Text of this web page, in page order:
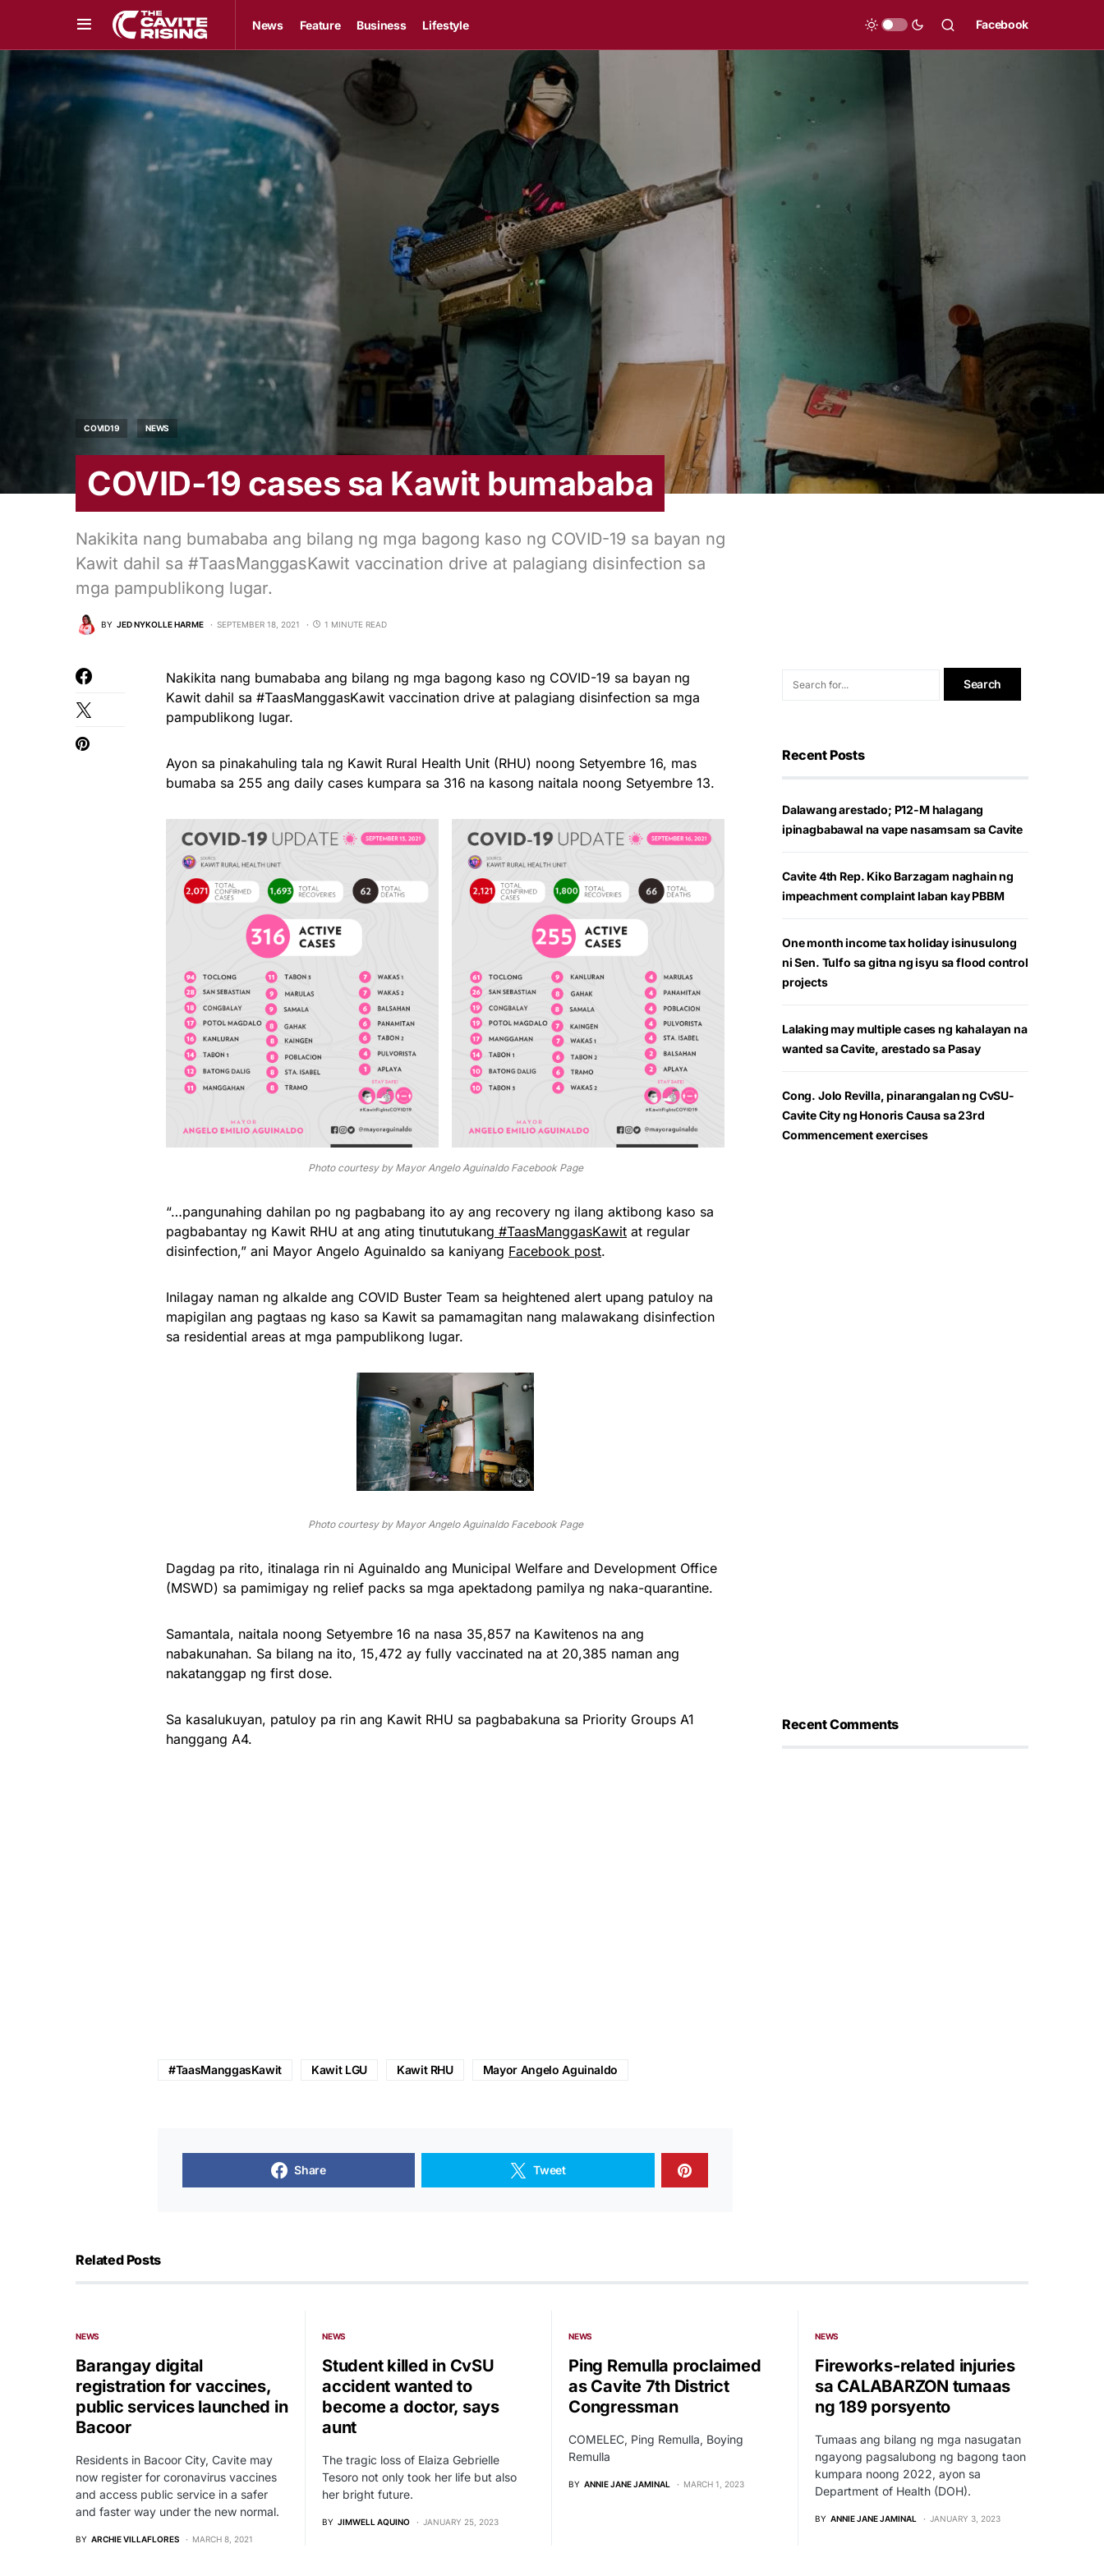
News Feature Business Lifestyle Facebook
COVID19 NEWS
COVID-19 cases sa Kawit bumababa
Nakikita nang bumababa ang bilang ng mga bagong kaso ng COVID-19 sa bayan ng
Kawit dahil sa #TaasManggasKawit vaccination drive at palagiang disinfection sa
mga pampublikong lugar.
BY JED NYKOLLE HARME SEPTEMBER 18, 2021 1 MINUTE READ
Nakikita nang bumababa ang bilang ng mga bagong kaso ng COVID-19 sa bayan ng
Kawit dahil sa #TaasManggasKawit vaccination drive at palagiang disinfection sa mga
pampublikong lugar.
Ayon sa pinakahuling tala ng Kawit Rural Health Unit (RHU) noong Setyembre 16, mas
bumaba sa 255 ang daily cases kumpara sa 316 na kasong naitala noong Setyembre 13.
Photo courtesy by Mayor Angelo Aguinaldo Facebook Page
“…pangunahing dahilan po ng pagbabang ito ay ang recovery ng ilang aktibong kaso sa
pagbabantay ng Kawit RHU at ang ating tinututukang #TaasManggasKawit at regular
disinfection,” ani Mayor Angelo Aguinaldo sa kaniyang Facebook post.
Inilagay naman ng alkalde ang COVID Buster Team sa heightened alert upang patuloy na
mapigilan ang pagtaas ng kaso sa Kawit sa pamamagitan nang malawakang disinfection
sa residential areas at mga pampublikong lugar.
Photo courtesy by Mayor Angelo Aguinaldo Facebook Page
Dagdag pa rito, itinalaga rin ni Aguinaldo ang Municipal Welfare and Development Office
(MSWD) sa pamimigay ng relief packs sa mga apektadong pamilya ng naka-quarantine.
Samantala, naitala noong Setyembre 16 na nasa 35,857 na Kawitenos na ang
nabakunahan. Sa bilang na ito, 15,472 ay fully vaccinated na at 20,385 naman ang
nakatanggap ng first dose.
Sa kasalukuyan, patuloy pa rin ang Kawit RHU sa pagbabakuna sa Priority Groups A1
hanggang A4.
#TaasManggasKawit Kawit LGU Kawit RHU Mayor Angelo Aguinaldo
Share Tweet
Recent Posts
Dalawang arestado; P12-M halagang
ipinagbabawal na vape nasamsam sa Cavite
Cavite 4th Rep. Kiko Barzagam naghain ng
impeachment complaint laban kay PBBM
One month income tax holiday isinusulong
ni Sen. Tulfo sa gitna ng isyu sa flood control
projects
Lalaking may multiple cases ng kahalayan na
wanted sa Cavite, arestado sa Pasay
Cong. Jolo Revilla, pinarangalan ng CvSU-
Cavite City ng Honoris Causa sa 23rd
Commencement exercises
Recent Comments
Related Posts
NEWS
Barangay digital
registration for vaccines,
public services launched in
Bacoor
Residents in Bacoor City, Cavite may
now register for coronavirus vaccines
and access public service in a safer
and faster way under the new normal.
BY ARCHIE VILLAFLORES MARCH 8, 2021
NEWS
Student killed in CvSU
accident wanted to
become a doctor, says
aunt
The tragic loss of Elaiza Gebrielle
Tesoro not only took her life but also
her bright future.
BY JIMWELL AQUINO JANUARY 25, 2023
NEWS
Ping Remulla proclaimed
as Cavite 7th District
Congressman
COMELEC, Ping Remulla, Boying
Remulla
BY ANNIE JANE JAMINAL MARCH 1, 2023
NEWS
Fireworks-related injuries
sa CALABARZON tumaas
ng 189 porsyento
Tumaas ang bilang ng mga nasugatan
ngayong pagsalubong ng bagong taon
kumpara noong 2022, ayon sa
Department of Health (DOH).
BY ANNIE JANE JAMINAL JANUARY 3, 2023